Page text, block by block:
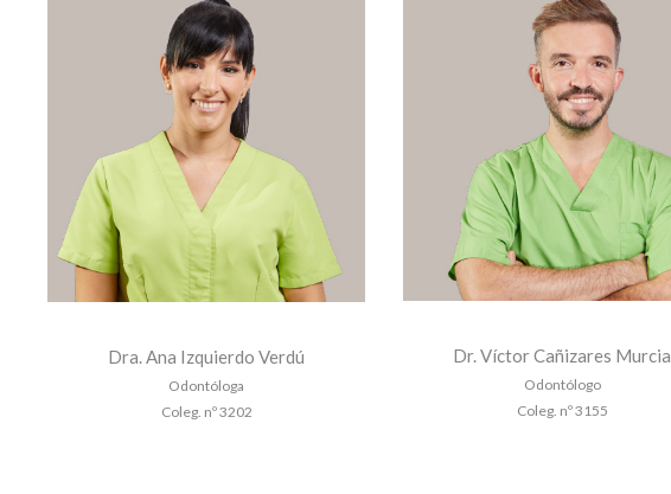
Dra. Ana Izquierdo Verdú
Odontóloga
Coleg. nº 3202
Dr. Víctor Cañizares Murcia
Odontólogo
Coleg. nº 3155